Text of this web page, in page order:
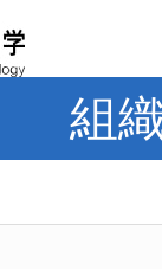
組